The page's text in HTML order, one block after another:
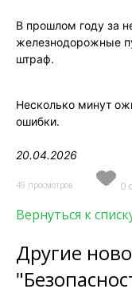
В прошлом году за
железнодорожные
штраф.
Несколько минут
ошибки.
20.04.2026
49 просмотров 0
Вернуться к
Другие